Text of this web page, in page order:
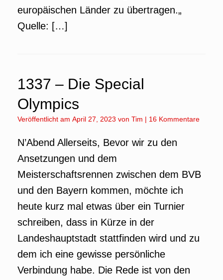
europäischen Länder zu übertragen.„
Quelle: […]
1337 – Die Special
Olympics
Veröffentlicht am April 27, 2023 von Tim | 16 Kommentare
N’Abend Allerseits, Bevor wir zu den
Ansetzungen und dem
Meisterschaftsrennen zwischen dem BVB
und den Bayern kommen, möchte ich
heute kurz mal etwas über ein Turnier
schreiben, dass in Kürze in der
Landeshauptstadt stattfinden wird und zu
dem ich eine gewisse persönliche
Verbindung habe. Die Rede ist von den